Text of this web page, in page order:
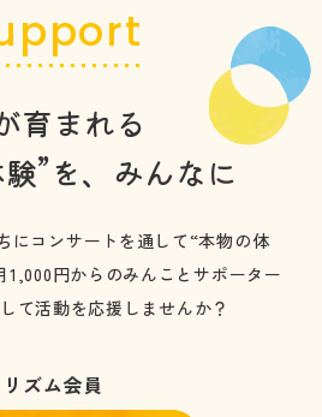
育まれる
”を、みんなに
にコンサートを通して“本物の体
1,000円からのみんことサポーター
て活動を応援しませんか？
リズム会員